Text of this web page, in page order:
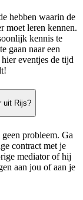
hebben waarin de
moet leren kennen.
kennis te
gaan naar een
eventjes de tijd
uit Rijs?
probleem. Ga
contract met je
mediator of hij
aan jou of aan je